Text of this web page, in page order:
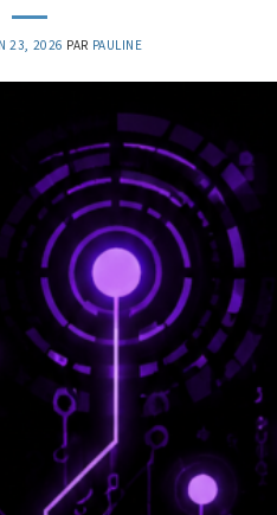
23, 2026 PAR PAULINE